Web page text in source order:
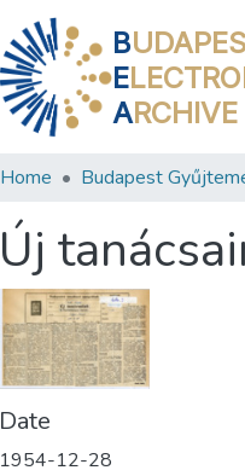
B
E
ARCHIVE
Home Budapest
Új
Date
1954-12-28